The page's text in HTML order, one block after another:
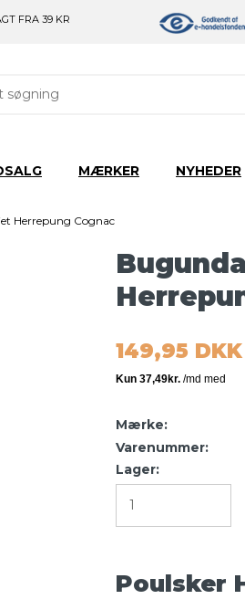
FRA 39 KR
MÆRKER NYHEDER
Herrepung Cognac
149,95 DKK
Mærke:
Varenummer:
Lager:
Poulsker